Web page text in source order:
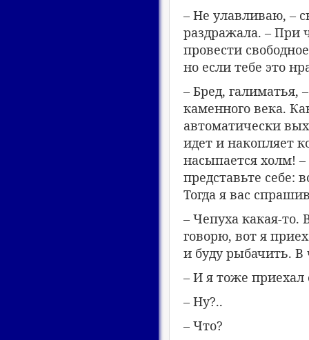
– Не улавливаю, –
раздражала. – При
провести
но если тебе это
– Бред, галиматья,
каменного века.
автоматически
идет и накопляет
насыпается холм!
представьте себе:
Тогда я вас
– Чепуха какая-то.
говорю, вот я
и буду рыбачить. В
– И я тоже приехал
– Ну?..
– Что?